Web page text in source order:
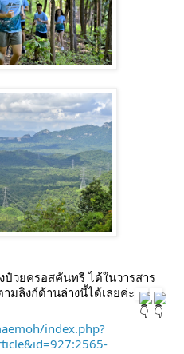
ป๋วยครอสคันทรี ได้ในวารสาร
มลิงก์ด้านล่างนี้ได้เลยค่ะ
index.php?